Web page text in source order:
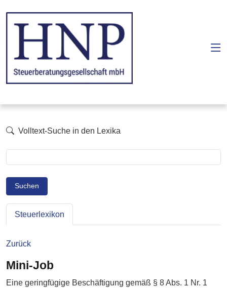
Volltext-Suche in den Lexika
Suchen
Steuerlexikon
Zurück
Mini-Job
Eine geringfügige Beschäftigung gemäß § 8 Abs. 1 Nr. 1